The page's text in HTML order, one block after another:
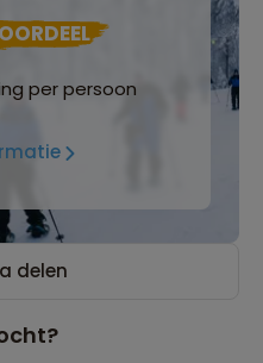
per persoon
delen